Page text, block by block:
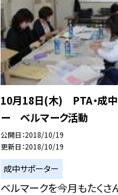
10月18日(木) PTA・成
ー ベルマーク活動
公開日 2018/10/19
更新日 2018/10/19
成中サポーター
ベルマークを今月もたくさ